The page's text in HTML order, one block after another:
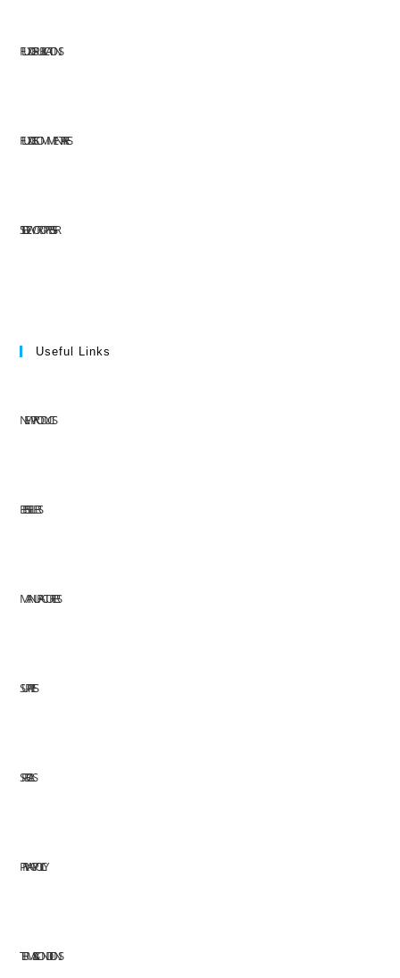
FLUX DES PUBLICATIONS
FLUX DES COMMENTAIRES
SITE DE WORDPRESS-FR
Useful Links
NEW PRODUCTS
BEST SELLERS
MANUFACTURERS
SUPPLIES
SPECIALS
PRIVACY POLICY
TERMS & CONDITIONS